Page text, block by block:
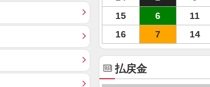
15
6 11
16
7 14
払戻金